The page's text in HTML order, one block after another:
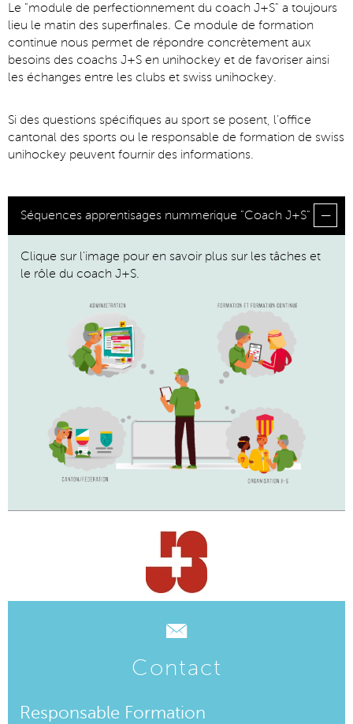
Le "module de perfectionnement du coach J+S" a toujours
lieu le matin des superfinales. Ce module de formation
continue nous permet de répondre concrètement aux
besoins des coachs J+S en unihockey et de favoriser ainsi
les échanges entre les clubs et swiss unihockey.
Si des questions spécifiques au sport se posent, l’office
cantonal des sports ou le responsable de formation de swiss
unihockey peuvent fournir des informations.
Séquences apprentisages nummerique "Coach J+S"
Clique sur l'image pour en savoir plus sur les tâches et
le rôle du coach J+S.
Contact
Responsable Formation